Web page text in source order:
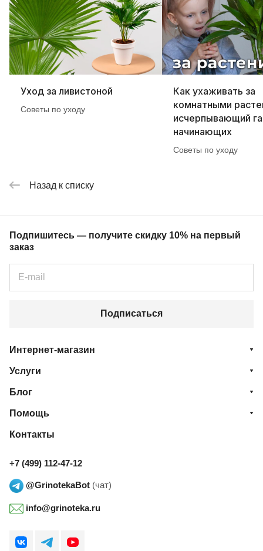
Уход за ливистоной
Советы по уходу
Как ухаживать за
комнатными
исчерпывающий
начинающих
Советы по уходу
Назад к списку
Подпишитесь — получите скидку 10% на первый
заказ
Подписаться
Интернет-магазин
Услуги
Блог
Помощь
Контакты
+7 (499) 112-47-12
@GrinotekaBot (чат)
info@grinoteka.ru